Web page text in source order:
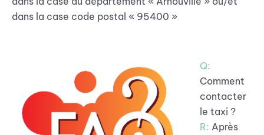
dans la case code postal « 95400 »
Q:
Comment
contacter
le taxi ?
R: Après